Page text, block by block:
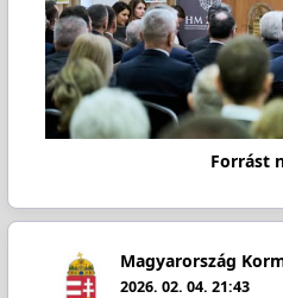
Forrást
Magyarország
2026. 02. 04. 21:43